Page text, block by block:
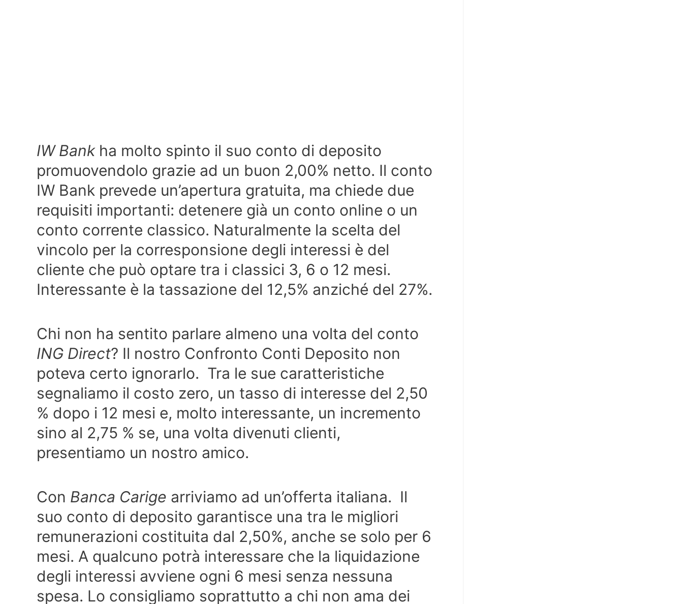
IW Bank ha molto spinto il suo conto di deposito
promuovendolo grazie ad un buon 2,00% netto. Il conto
IW Bank prevede un’apertura gratuita, ma chiede due
requisiti importanti: detenere già un conto online o un
conto corrente classico. Naturalmente la scelta del
vincolo per la corresponsione degli interessi è del
cliente che può optare tra i classici 3, 6 o 12 mesi.
Interessante è la tassazione del 12,5% anziché del 27%.
Chi non ha sentito parlare almeno una volta del conto
ING Direct? Il nostro Confronto Conti Deposito non
poteva certo ignorarlo. Tra le sue caratteristiche
segnaliamo il costo zero, un tasso di interesse del 2,50
% dopo i 12 mesi e, molto interessante, un incremento
sino al 2,75 % se, una volta divenuti clienti,
presentiamo un nostro amico.
Con Banca Carige arriviamo ad un’offerta italiana. Il
suo conto di deposito garantisce una tra le migliori
remunerazioni costituita dal 2,50%, anche se solo per 6
mesi. A qualcuno potrà interessare che la liquidazione
degli interessi avviene ogni 6 mesi senza nessuna
spesa. Lo consigliamo soprattutto a chi non ama dei